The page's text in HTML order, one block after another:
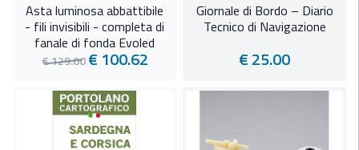
Asta luminosa abbattibile
- fili invisibili - completa di
fanale di fonda Evoled
360°
€ 129.00 € 100.62
Giornale di Bordo – Diario
Tecnico di Navigazione
€ 25.00